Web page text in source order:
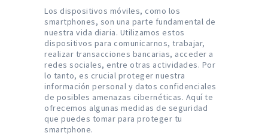
Los dispositivos móviles, como los
smartphones, son una parte fundamental de
nuestra vida diaria. Utilizamos estos
dispositivos para comunicarnos, trabajar,
realizar transacciones bancarias, acceder a
redes sociales, entre otras actividades. Por
lo tanto, es crucial proteger nuestra
información personal y datos confidenciales
de posibles amenazas cibernéticas. Aquí te
ofrecemos algunas medidas de seguridad
que puedes tomar para proteger tu
smartphone.